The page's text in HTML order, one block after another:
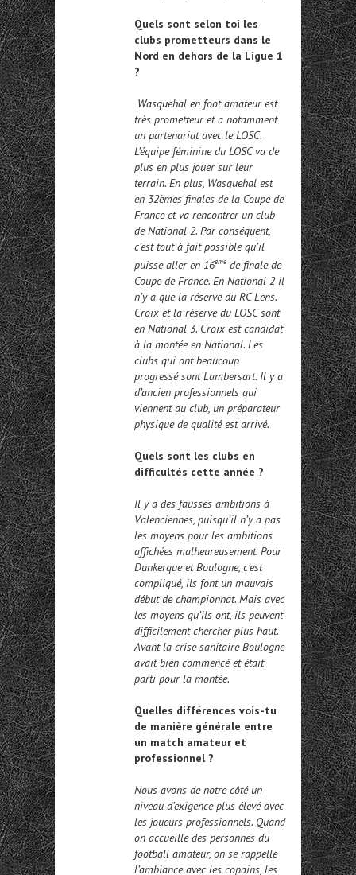
Quels sont selon toi les
clubs prometteurs dans le
Nord en dehors de la Ligue 1
?
Wasquehal en foot amateur est
très prometteur et a notamment
un partenariat avec le LOSC.
L’équipe féminine du LOSC va de
plus en plus jouer sur leur
terrain. En plus, Wasquehal est
en 32èmes finales de la Coupe de
France et va rencontrer un club
de National 2. Par conséquent,
c’est tout à fait possible qu’il
puisse aller en 16ème de finale de
Coupe de France. En National 2 il
n’y a que la réserve du RC Lens.
Croix et la réserve du LOSC sont
en National 3. Croix est candidat
à la montée en National. Les
clubs qui ont beaucoup
progressé sont Lambersart. Il y a
d’ancien professionnels qui
viennent au club, un préparateur
physique de qualité est arrivé.
Quels sont les clubs en
difficultés cette année ?
Il y a des fausses ambitions à
Valenciennes, puisqu’il n’y a pas
les moyens pour les ambitions
affichées malheureusement. Pour
Dunkerque et Boulogne, c’est
compliqué, ils font un mauvais
début de championnat. Mais avec
les moyens qu’ils ont, ils peuvent
difficilement chercher plus haut.
Avant la crise sanitaire Boulogne
avait bien commencé et était
parti pour la montée.
Quelles différences vois-tu
de manière générale entre
un match amateur et
professionnel ?
Nous avons de notre côté un
niveau d’exigence plus élevé avec
les joueurs professionnels. Quand
on accueille des personnes du
football amateur, on se rappelle
l’ambiance avec les copains, les